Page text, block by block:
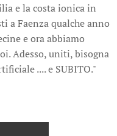
e la costa ionica in
a Faenza qualche anno
e ora abbiamo
Adesso, uniti, bisogna
.... e SUBITO."